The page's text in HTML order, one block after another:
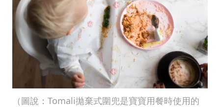
（圖說：Tomali拋棄式圍兜是寶寶用餐時使用的